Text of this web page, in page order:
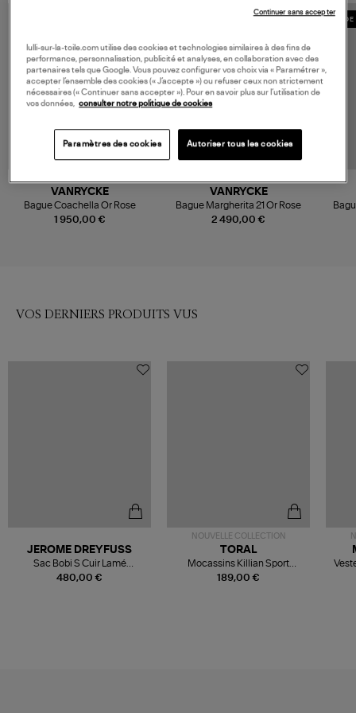
1 950,00 €
VANRYCKE
Bague Coachella Or Rose
2 490,00 €
VANRYCKE
Bague Margherita 21 Or Rose
VOS DERNIERS PRODUITS VUS
480,00 €
JEROME DREYFUSS
Sac Bobi S Cuir Lamé
Champagne
NOUVELLE COLLECTION
189,00 €
TORAL
Mocassins Killian Sport
Mousse
lulli-sur-la-toile.com utilise des cookies et technologies similaires à des fins de
performance, personnalisation, publicité et analyses, en collaboration avec des
partenaires tels que Google. Vous pouvez configurer vos choix via « Paramétrer »,
accepter l’ensemble des cookies (« J’accepte ») ou refuser ceux non strictement
nécessaires (« Continuer sans accepter »). Pour en savoir plus sur l’utilisation de
vos données, consulter notre politique de cookies
Paramètres des cookies Autoriser tous les cookies
Continuer sans accepter